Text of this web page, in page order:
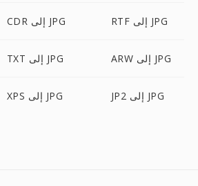
CDR إلى JPG RTF إلى JPG
TXT إلى JPG ARW إلى JPG
XPS إلى JPG JP2 إلى JPG